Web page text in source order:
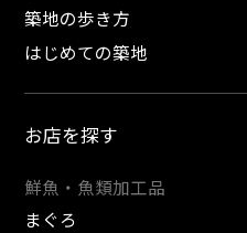
築地の歩き方
はじめての築地
お店を探す
鮮魚・魚類加工品
まぐろ